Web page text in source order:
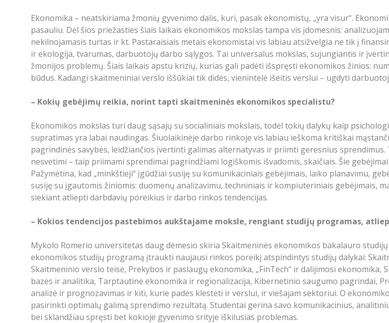
Ekonomika – neatskiriama žmonių gyvenimo dalis, kuri, pasak ekonomistų, „yra visur“.
pasauliu. Dėl šios priežasties šiais laikais ekonomikos mokslas tampa vis įdomesnis:
nekilnojamasis turtas ir kt. Pastaraisiais metais ekonomistai vis labiau atsižvelgia ne tik į
ir ekologija, tvarumas, darbuotojų darbo sąlygos. Tai universalus mokslas, sujungiantis ir
žmonijos problemų. Šiais laikais apstu krizių, kurias gali padėti išspręsti ekonomikos žinios:
būdus. Kadangi skaitmeniniai verslo iššūkiai tik didės, vienintelė išeitis verslui – ugdyti
– Kokių gebėjimų reikia, norint tapti skaitmeninės ekonomikos specialistu?
Ekonomikos mokslas turi daug sąsajų su socialiniais mokslais, todėl tokių dalykų kaip
supratimas yra labai naudingas. Šiuolaikinėje darbo rinkoje vis labiau ieškoma kritiškai
pagrindinės savybės, leidžiančios įvertinti galimas alternatyvas ir priimti geresnius
nesvetimi – taip priimami sprendimai pagrindžiami logiškomis išvadomis, skaičiais. Šie
Pažymėtina, kad „minkštieji“ įgūdžiai susiję su komunikaciniais gebėjimais, laiko planavimu,
susiję su įgautomis žiniomis: duomenų analizavimu, techniniais ir kompiuteriniais gebėjimais,
siekiant atliepti darbdavių poreikius ir darbo rinkos tendencijas.
– Kokios tendencijos pastebimos aukštajame moksle, rengiant studijų programas,
Mykolo Romerio universitetas daug dėmesio skiria Skaitmeninės ekonomikos bakalauro
ekonomikos studijų programą įtraukti naujausi rinkos poreikį atspindintys studijų dalykai:
Skaitmeninio verslo teisė, Prekybos ir paslaugų ekonomika, „FinTech“ ir dalijimosi
bazės ir analitika, Tarptautinė ekonomika ir regionalizacija, Kibernetinio saugumo pagrindai,
analizė ir prognozavimas ir kiti, kurie padės klestėti ir verslui, ir viešajam sektoriui. O
pasirinkti optimalų galimą sprendimo rezultatą. Studentai gerina savo komunikacinius,
bei sklandžiau spręsti bet kokioje gyvenimo srityje iškilusias problemas.